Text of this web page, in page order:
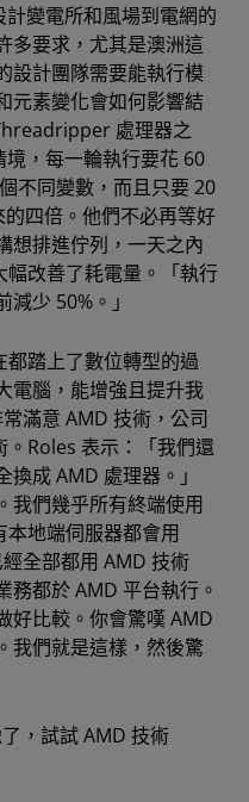
變電所和風場到電網的
多要求，尤其是澳洲這
設計團隊需要能執行模
元素變化會如何影響結
處理器之
，每一輪執行要花 60
不同變數，而且只要 20
四倍。他們不必再等好
想排進佇列，一天之內
改善了耗電量。「執行
少 50%。」
踏上了數位轉型的過
電腦，能增強且提升我
滿意 AMD 技術，公司
Roles 表示：「我們還
成 AMD 處理器。」
我們幾乎所有終端使用
地端伺服器都會用
全部都用 AMD 技術
務都於 AMD 平台執行。
好比較。你會驚嘆 AMD
我們就是這樣，然後驚
，試試 AMD 技術